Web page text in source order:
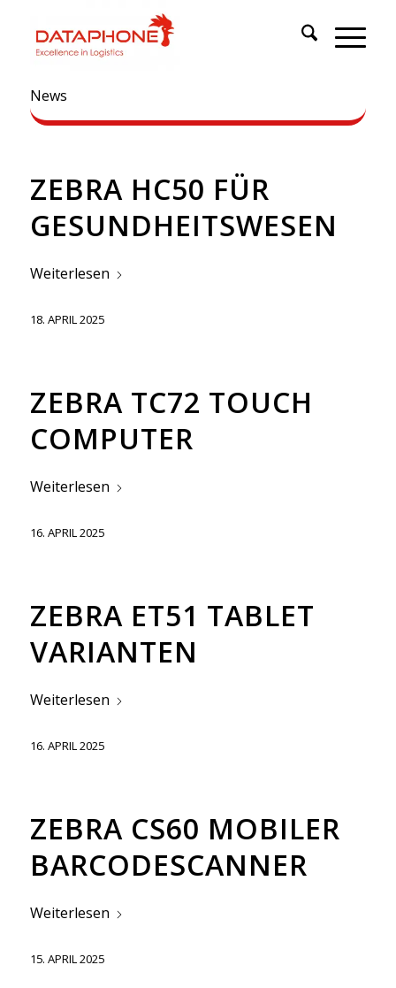
News
ZEBRA HC50 FÜR
GESUNDHEITSWESEN
Weiterlesen
18. APRIL 2025
ZEBRA TC72 TOUCH
COMPUTER
Weiterlesen
16. APRIL 2025
ZEBRA ET51 TABLET
VARIANTEN
Weiterlesen
16. APRIL 2025
ZEBRA CS60 MOBILER
BARCODESCANNER
Weiterlesen
15. APRIL 2025